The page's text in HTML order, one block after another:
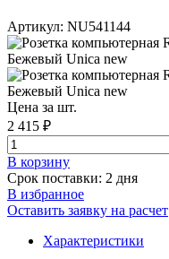
Артикул: NU541144
Цена за шт.
2 415 ₽
В корзинy
Срок поставки: 2 дня
В избранное
Оставить заявку на расчет
Характеристики